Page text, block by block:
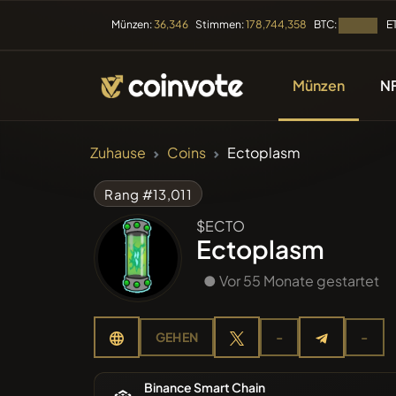
Münzen:36,346 Stimmen:178,744,358 BTC:
Münzen
Zuhause Coins Ectoplasm
Rang #13,011
$ECTO
Ectoplasm
● Vor 55 Monate gestartet
GEHEN - -
Binance Smart Chain